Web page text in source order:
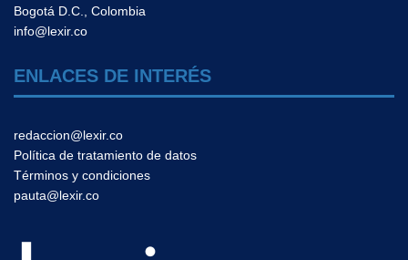
Bogotá D.C., Colombia
info@lexir.co
ENLACES DE INTERÉS
redaccion@lexir.co
Política de tratamiento de datos
Términos y condiciones
pauta@lexir.co